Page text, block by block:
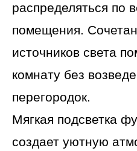
распределяться по
помещения.
источников света
комнату без
перегородок.
Мягкая подсветка
создает уютную